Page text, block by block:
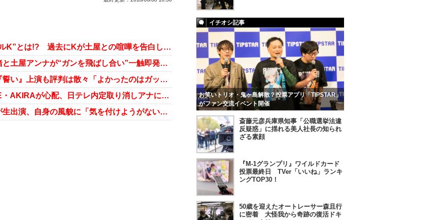
土屋アンナと殴り合い疑惑の“モデルK”とは!? 過去にKが土屋との喧嘩を告白していた！
モデル同士のプライドが……菜々緒と土屋アンナが“ガンを飛ばし合い”一触即発に!?
土屋アンナ“降板訴訟”騒動の舞台『誓い』上演も評判は散々「よかったのはガッツ石松だけ」
土屋アンナ降板舞台が上演、EXILE・AKIRAが心配、日テレ内定取り消しアナに厳しい声……週末芸能ニュース雑話
土屋アンナ舞台中止騒動の甲斐氏が生出演、自身の風貌に「気を付けようがない。わっはっは！」となぜか高笑い
イチオシ記事
お笑いトリオ・鬼ヶ島解散？投票アプリ「TIPSTAR」
がファン交流イベント開催
斎藤元彦兵庫県知事「公職選挙法違
反疑惑」に揺れる美人社長の知られ
ざる素顔
『M-1グランプリ』ワイルドカード
投票最終日 TVer「いいね」ランキ
ングTOP30！
50歳を迎えたオートレーサー森且行
に密着 大怪我から奇跡の復活ドキ